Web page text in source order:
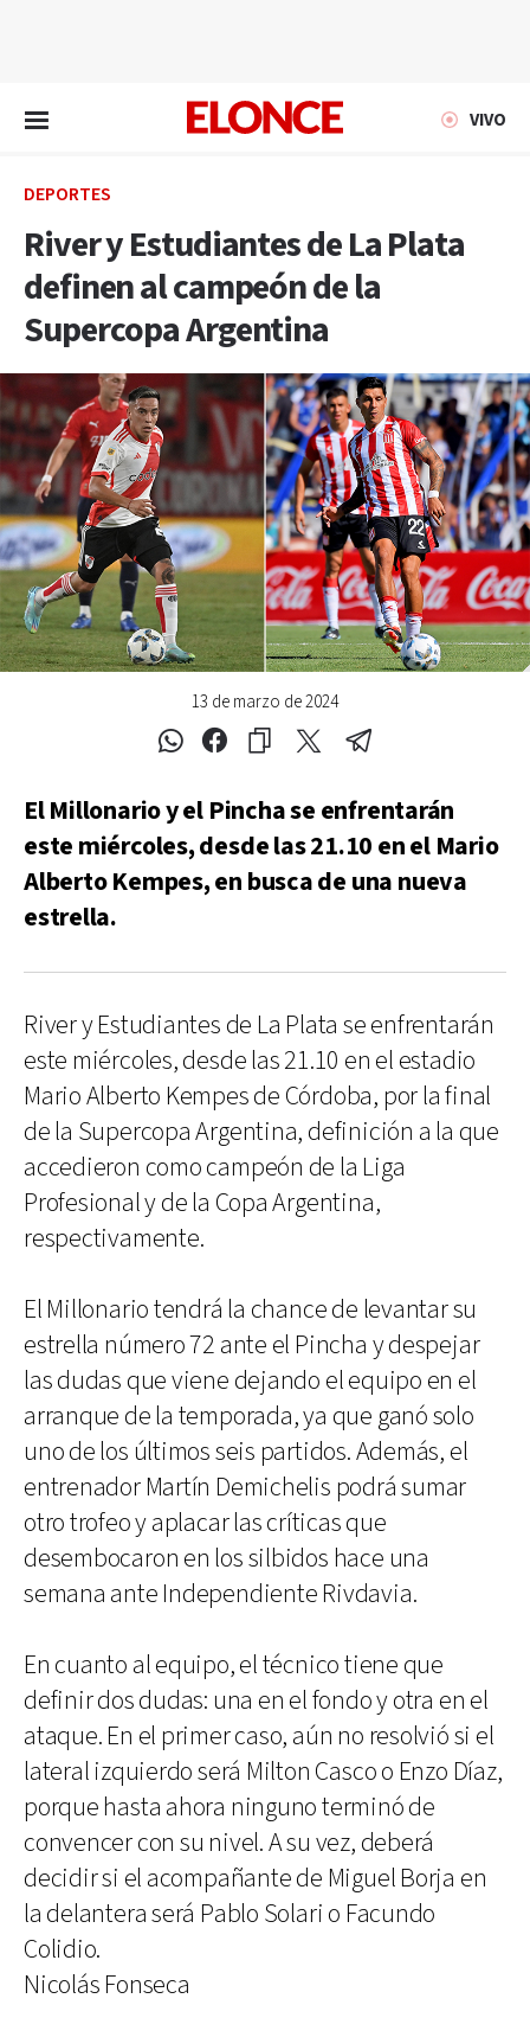
VIVO
DEPORTES
River y Estudiantes de La Plata
definen al campeón de la
Supercopa Argentina
13 de marzo de 2024
El Millonario y el Pincha se enfrentarán
este miércoles, desde las 21.10 en el Mario
Alberto Kempes, en busca de una nueva
estrella.
River y Estudiantes de La Plata se enfrentarán
este miércoles, desde las 21.10 en el estadio
Mario Alberto Kempes de Córdoba, por la final
de la Supercopa Argentina, definición a la que
accedieron como campeón de la Liga
Profesional y de la Copa Argentina,
respectivamente.
El Millonario tendrá la chance de levantar su
estrella número 72 ante el Pincha y despejar
las dudas que viene dejando el equipo en el
arranque de la temporada, ya que ganó solo
uno de los últimos seis partidos. Además, el
entrenador Martín Demichelis podrá sumar
otro trofeo y aplacar las críticas que
desembocaron en los silbidos hace una
semana ante Independiente Rivdavia.
En cuanto al equipo, el técnico tiene que
definir dos dudas: una en el fondo y otra en el
ataque. En el primer caso, aún no resolvió si el
lateral izquierdo será Milton Casco o Enzo Díaz,
porque hasta ahora ninguno terminó de
convencer con su nivel. A su vez, deberá
decidir si el acompañante de Miguel Borja en
la delantera será Pablo Solari o Facundo
Colidio.
Nicolás Fonseca